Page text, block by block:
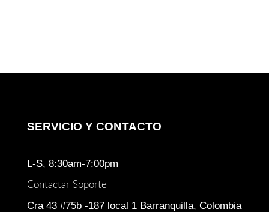
SERVICIO Y CONTACTO
L-S, 8:30am-7:00pm
Contactar Soporte
Cra 43 #75b -187 local 1 Barranquilla, Colombia